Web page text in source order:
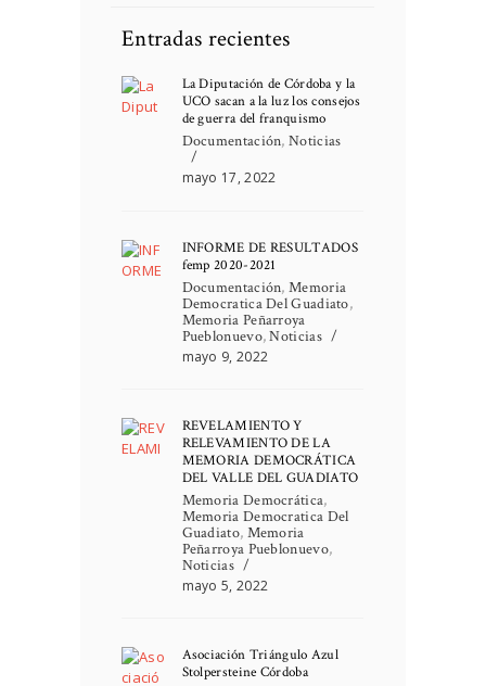
Entradas recientes
La Diputación de Córdoba y la
UCO sacan a la luz los consejos
de guerra del franquismo
Documentación,Noticias
mayo 17, 2022
INFORME DE RESULTADOS
femp 2020-2021
Documentación,Memoria
Democratica Del Guadiato,
Memoria Peñarroya
Pueblonuevo,Noticias
mayo 9, 2022
REVELAMIENTO Y
RELEVAMIENTO DE LA
MEMORIA DEMOCRÁTICA
DEL VALLE DEL GUADIATO
Memoria Democrática,
Memoria Democratica Del
Guadiato, Memoria
Peñarroya Pueblonuevo,
Noticias
mayo 5, 2022
Asociación Triángulo Azul
Stolpersteine Córdoba